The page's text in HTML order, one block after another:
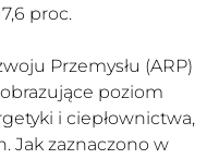
proc.
Przemysłu (ARP)
poziom
i ciepłownictwa,
Jak zaznaczono w